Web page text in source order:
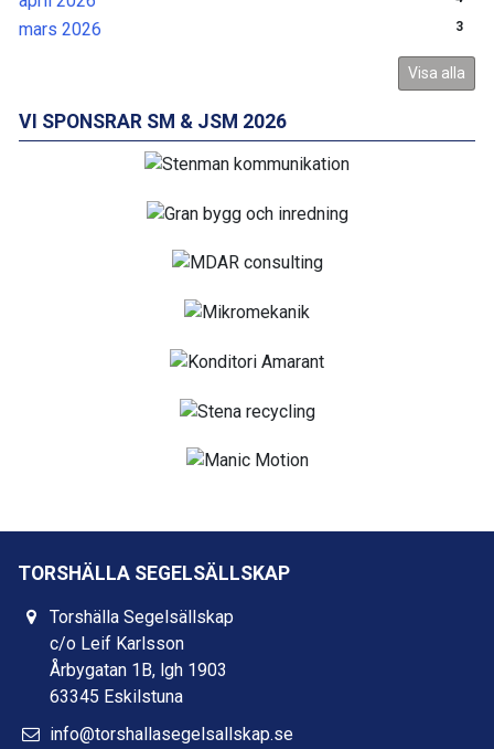
mars 2026 3
Visa alla
VI SPONSRAR SM & JSM 2026
TORSHÄLLA SEGELSÄLLSKAP
Torshälla Segelsällskap
c/o Leif Karlsson
Årbygatan 1B, lgh 1903
63345 Eskilstuna
info@torshallasegelsallskap.se